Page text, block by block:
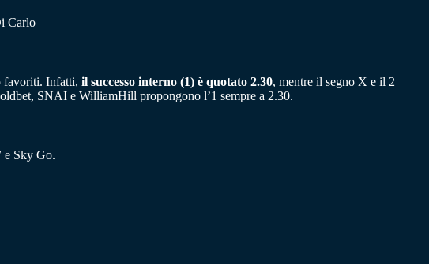
Carlo
favoriti. Infatti, il successo interno (1) è quotato 2.30, mentre il segno X e il 2
SNAI e WilliamHill propongono l’1 sempre a 2.30.
e Sky Go.